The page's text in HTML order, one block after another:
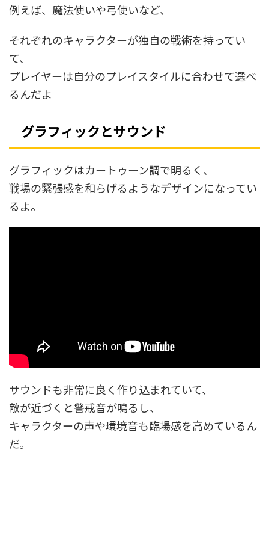
例えば、魔法使いや弓使いなど、
それぞれのキャラクターが独自の戦術を持ってい
て、
プレイヤーは自分のプレイスタイルに合わせて選べ
るんだよ
グラフィックとサウンド
グラフィックはカートゥーン調で明るく、
戦場の緊張感を和らげるようなデザインになってい
るよ。
サウンドも非常に良く作り込まれていて、
敵が近づくと警戒音が鳴るし、
キャラクターの声や環境音も臨場感を高めているん
だ。